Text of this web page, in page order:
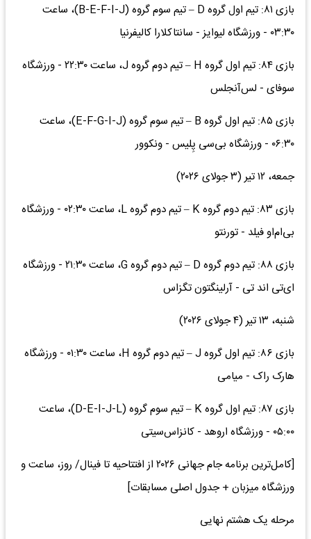
بازی ۸۱: تیم اول گروه D – تیم سوم گروه (B-E-F-I-J)، ساعت
۰۳:۳۰ - ورزشگاه لیوایز - سانتاکلارا کالیفرنیا
بازی ۸۴: تیم اول گروه H – تیم دوم گروه J، ساعت ۲۲:۳۰ - ورزشگاه
سوفای - لس‌آنجلس
بازی ۸۵: تیم اول گروه B – تیم سوم گروه (E-F-G-I-J)، ساعت
۰۶:۳۰ - ورزشگاه بی‌سی پِلیس - ونکوور
جمعه، ۱۲ تیر (۳ جولای ۲۰۲۶)
بازی ۸۳: تیم دوم گروه K – تیم دوم گروه L، ساعت ۰۲:۳۰ - ورزشگاه
بی‌ام‌او فیلد - تورنتو
بازی ۸۸: تیم دوم گروه D – تیم دوم گروه G، ساعت ۲۱:۳۰ - ورزشگاه
ای‌تی اند تی - آرلینگتون تگزاس
شنبه، ۱۳ تیر (۴ جولای ۲۰۲۶)
بازی ۸۶: تیم اول گروه J – تیم دوم گروه H، ساعت ۰۱:۳۰ - ورزشگاه
هارک راک - میامی
بازی ۸۷: تیم اول گروه K – تیم سوم گروه (D-E-I-J-L)، ساعت
۰۵:۰۰ - ورزشگاه اروهد - کانزاس‌سیتی
[کامل‌ترین برنامه جام جهانی ۲۰۲۶ از افتتاحیه تا فینال/ روز، ساعت و
ورزشگاه میزبان + جدول اصلی مسابقات]
مرحله یک هشتم نهایی